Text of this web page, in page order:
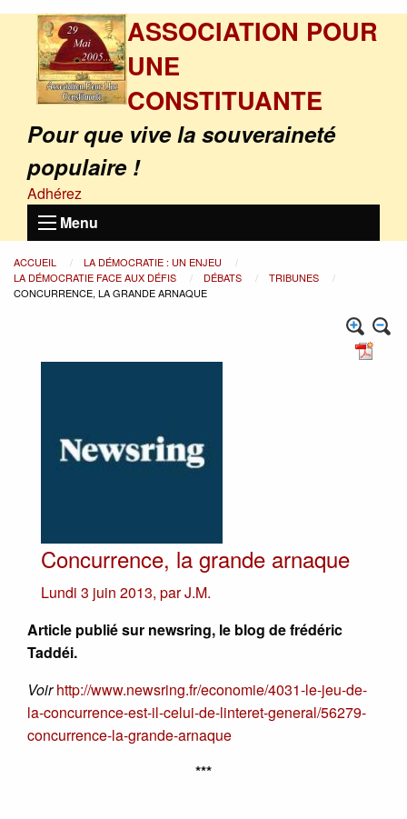
ASSOCIATION POUR
UNE
CONSTITUANTE
Pour que vive la souveraineté
populaire !
Adhérez
Menu
ACCUEIL
LA DÉMOCRATIE : UN ENJEU
LA DÉMOCRATIE FACE AUX DÉFIS
DÉBATS
TRIBUNES
CONCURRENCE, LA GRANDE ARNAQUE
Concurrence, la grande arnaque
Lundi 3 juin 2013, parJ.M.
Article publié sur newsring, le blog de frédéric
Taddéi.
Voir http://www.newsring.fr/economie/4031-le-jeu-de-
la-concurrence-est-il-celui-de-linteret-general/56279-
concurrence-la-grande-arnaque
***